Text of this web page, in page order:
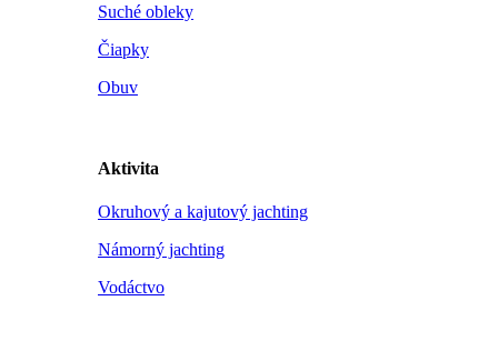
Suché obleky
Čiapky
Obuv
Aktivita
Okruhový a kajutový jachting
Námorný jachting
Vodáctvo